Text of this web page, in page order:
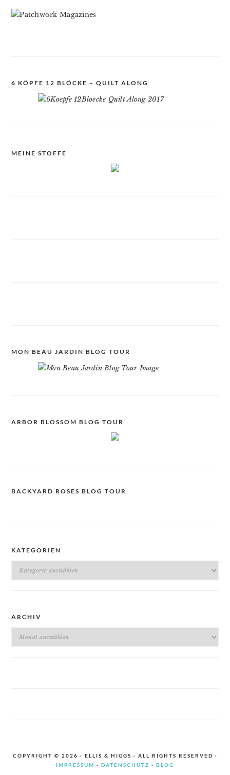
6 KÖPFE 12 BLÖCKE – QUILT ALONG
MEINE STOFFE
MON BEAU JARDIN BLOG TOUR
ARBOR BLOSSOM BLOG TOUR
BACKYARD ROSES BLOG TOUR
KATEGORIEN
Kategorien
ARCHIV
Archiv
COPYRIGHT © 2026 · ELLIS & HIGGS · ALL RIGHTS RESERVED ·
IMPRESSUM · DATENSCHUTZ · BLOG